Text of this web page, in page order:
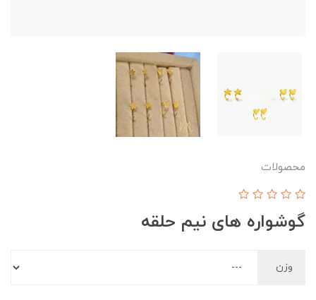
محصولات
گوشواره های نیم حلقه
وزن